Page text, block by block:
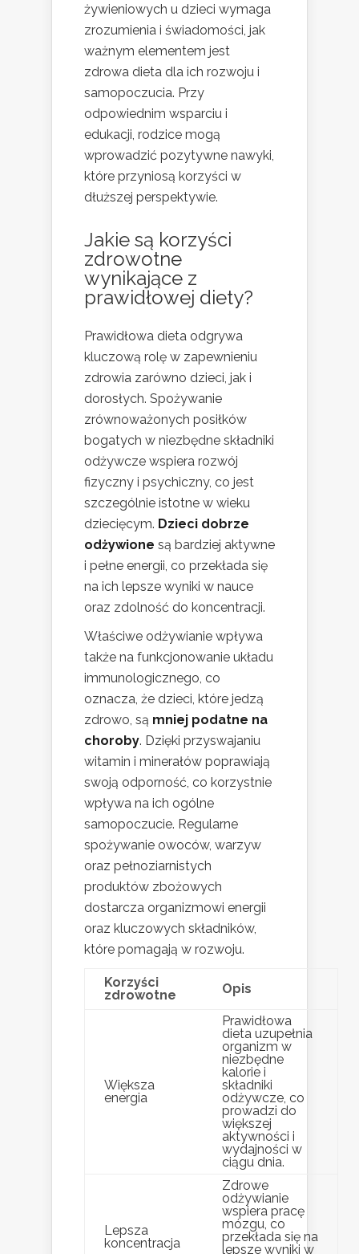
żywieniowych u dzieci wymaga
zrozumienia i świadomości, jak
ważnym elementem jest
zdrowa dieta dla ich rozwoju i
samopoczucia. Przy
odpowiednim wsparciu i
edukacji, rodzice mogą
wprowadzić pozytywne nawyki,
które przyniosą korzyści w
dłuższej perspektywie.
Jakie są korzyści
zdrowotne
wynikające z
prawidłowej diety?
Prawidłowa dieta odgrywa
kluczową rolę w zapewnieniu
zdrowia zarówno dzieci, jak i
dorosłych. Spożywanie
zrównoważonych posiłków
bogatych w niezbędne składniki
odżywcze wspiera rozwój
fizyczny i psychiczny, co jest
szczególnie istotne w wieku
dziecięcym. Dzieci dobrze
odżywione są bardziej aktywne
i pełne energii, co przekłada się
na ich lepsze wyniki w nauce
oraz zdolność do koncentracji.
Właściwe odżywianie wpływa
także na funkcjonowanie układu
immunologicznego, co
oznacza, że dzieci, które jedzą
zdrowo, są mniej podatne na
choroby. Dzięki przyswajaniu
witamin i minerałów poprawiają
swoją odporność, co korzystnie
wpływa na ich ogólne
samopoczucie. Regularne
spożywanie owoców, warzyw
oraz pełnoziarnistych
produktów zbożowych
dostarcza organizmowi energii
oraz kluczowych składników,
które pomagają w rozwoju.
Korzyści
zdrowotne
Opis
Większa
energia
Prawidłowa
dieta uzupełnia
organizm w
niezbędne
kalorie i
składniki
odżywcze, co
prowadzi do
większej
aktywności i
wydajności w
ciągu dnia.
Lepsza
koncentracja
Zdrowe
odżywianie
wspiera pracę
mózgu, co
przekłada się na
lepsze wyniki w